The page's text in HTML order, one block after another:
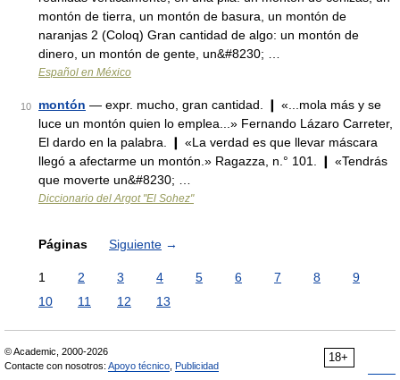
montón de tierra, un montón de basura, un montón de
naranjas 2 (Coloq) Gran cantidad de algo: un montón de
dinero, un montón de gente, un&#8230; …
Español en México
10 montón — expr. mucho, gran cantidad. ❙ «...mola más y se
luce un montón quien lo emplea...» Fernando Lázaro Carreter,
El dardo en la palabra. ❙ «La verdad es que llevar máscara
llegó a afectarme un montón.» Ragazza, n.° 101. ❙ «Tendrás
que moverte un&#8230; …
Diccionario del Argot "El Sohez"
Páginas Siguiente →
1 2 3 4 5 6 7 8
9
10
11 12 13
18+
© Academic, 2000-2026
Contacte con nosotros: Apoyo técnico Publicidad